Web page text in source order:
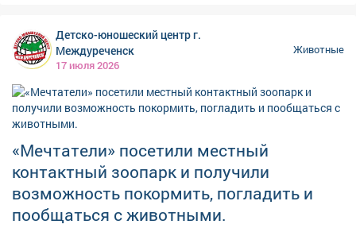
зебре. Пользователи шутят, что белка оказалась
грамотнее некоторых пешеходов. Так, появившийся
Детско-юношеский центр г.
Междуреченск
17 июля 2026
Животные
«Мечтатели» посетили местный
контактный зоопарк и получили
возможность покормить, погладить и
пообщаться с животными.